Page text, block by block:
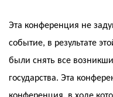
Эта конференция не
событие, в результате
были снять все
государства. Эта